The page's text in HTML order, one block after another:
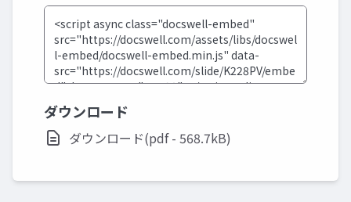
ダウンロード
ダウンロード(pdf - 568.7kB)